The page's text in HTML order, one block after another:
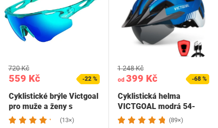
559 Kč
720 Kč
-22 %
Cyklistické brýle Victgoal
pro muže a ženy s
polarizačními…(13×)
od 399 Kč
1 248 Kč
-68 %
Cyklistická helma
VICTGOAL modrá 54-
58cm
(89×)